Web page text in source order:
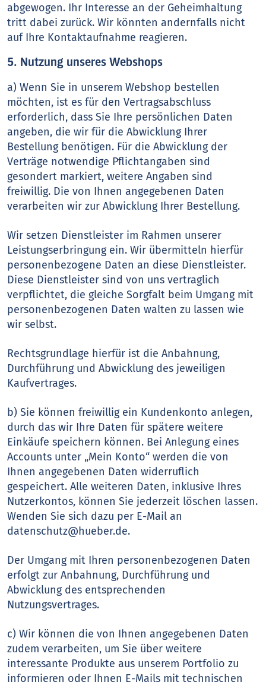
abgewogen. Ihr Interesse an der Geheimhaltung
tritt dabei zurück. Wir könnten andernfalls nicht
auf Ihre Kontaktaufnahme reagieren.
5. Nutzung unseres Webshops
a) Wenn Sie in unserem Webshop bestellen
möchten, ist es für den Vertragsabschluss
erforderlich, dass Sie Ihre persönlichen Daten
angeben, die wir für die Abwicklung Ihrer
Bestellung benötigen. Für die Abwicklung der
Verträge notwendige Pflichtangaben sind
gesondert markiert, weitere Angaben sind
freiwillig. Die von Ihnen angegebenen Daten
verarbeiten wir zur Abwicklung Ihrer Bestellung.
Wir setzen Dienstleister im Rahmen unserer
Leistungserbringung ein. Wir übermitteln hierfür
personenbezogene Daten an diese Dienstleister.
Diese Dienstleister sind von uns vertraglich
verpflichtet, die gleiche Sorgfalt beim Umgang mit
personenbezogenen Daten walten zu lassen wie
wir selbst.
Rechtsgrundlage hierfür ist die Anbahnung,
Durchführung und Abwicklung des jeweiligen
Kaufvertrages.
b) Sie können freiwillig ein Kundenkonto anlegen,
durch das wir Ihre Daten für spätere weitere
Einkäufe speichern können. Bei Anlegung eines
Accounts unter „Mein Konto“ werden die von
Ihnen angegebenen Daten widerruflich
gespeichert. Alle weiteren Daten, inklusive Ihres
Nutzerkontos, können Sie jederzeit löschen lassen.
Wenden Sie sich dazu per E-Mail an
datenschutz@hueber.de.
Der Umgang mit Ihren personenbezogenen Daten
erfolgt zur Anbahnung, Durchführung und
Abwicklung des entsprechenden
Nutzungsvertrages.
c) Wir können die von Ihnen angegebenen Daten
zudem verarbeiten, um Sie über weitere
interessante Produkte aus unserem Portfolio zu
informieren oder Ihnen E-Mails mit technischen